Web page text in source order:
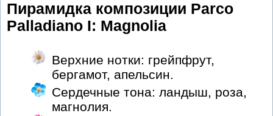
Пирамидка композиции Parco
Palladiano I: Magnolia
Верхние нотки: грейпфрут,
бергамот, апельсин.
Сердечные тона: ландыш, роза,
магнолия.